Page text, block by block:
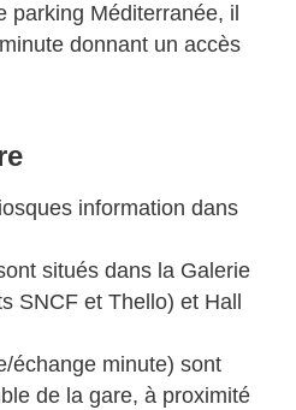
parking Méditerranée, il
donnant un accès
information dans
situés dans la Galerie
SNCF et Thello) et Hall
échange minute) sont
de la gare, à proximité